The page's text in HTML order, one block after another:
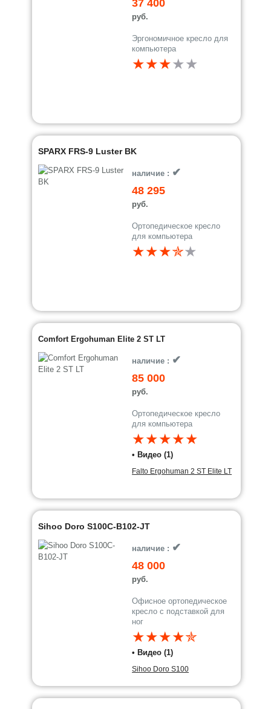
37 400
руб.
Эргономичное кресло для
компьютера
★★★★★
SPARX FRS-9 Luster BK
наличие : ✔
48 295
руб.
Ортопедическое кресло
для компьютера
★★★✯★
Comfort Ergohuman Elite 2 ST LT
наличие : ✔
85 000
руб.
Ортопедическое кресло
для компьютера
★★★★★
• Видео (1)
Falto Ergohuman 2 ST Elite LT
Sihoo Doro S100C-B102-JT
наличие : ✔
48 000
руб.
Офисное ортопедическое
кресло с подставкой для
ног
★★★★✯
• Видео (1)
Sihoo Doro S100